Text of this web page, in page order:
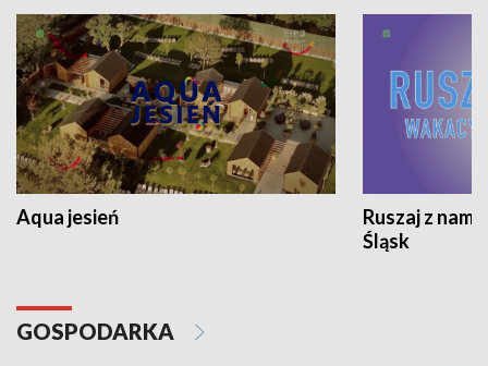
Aqua jesień
Ruszaj z
Śląsk
GOSPODARKA